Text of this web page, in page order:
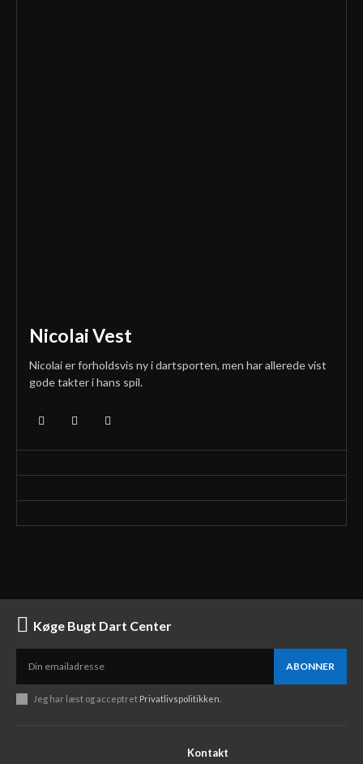
Nicolai Vest
Nicolai er forholdsvis ny i dartsporten, men har allerede vist
gode takter i hans spil.
Køge Bugt Dart Center
ABONNER
Jeg har læst og acceptret Privatlivspolitikken
Kontakt